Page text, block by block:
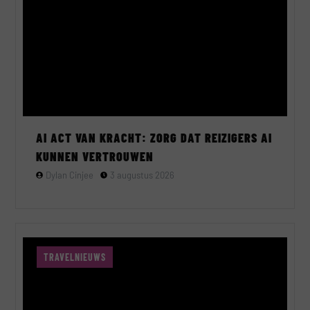
AI ACT VAN KRACHT: ZORG DAT REIZIGERS AI
KUNNEN VERTROUWEN
Dylan Cinjee 3 augustus 2026
TRAVELNIEUWS